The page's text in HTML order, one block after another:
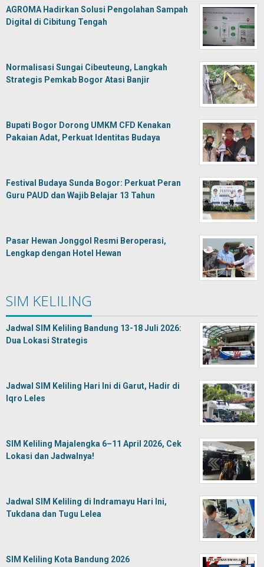
AGROMA Hadirkan Solusi Pengolahan Sampah
Digital di Cibitung Tengah
Normalisasi Sungai Cibeuteung, Langkah
Strategis Pemkab Bogor Atasi Banjir
Bupati Bogor Dorong UMKM CFD Kenakan
Pakaian Adat, Perkuat Identitas Budaya
Festival Budaya Sunda Bogor: Perkuat Peran
Guru PAUD dan Wajib Belajar 13 Tahun
Pasar Hewan Jonggol Resmi Beroperasi,
Lengkap dengan Hotel Hewan
SIM KELILING
Jadwal SIM Keliling Bandung 13-18 Juli 2026:
Dua Lokasi Strategis
Jadwal SIM Keliling Hari Ini di Garut, Hadir di
Iqro Leles
SIM Keliling Majalengka 6–11 April 2026, Cek
Lokasi dan Jadwalnya!
Jadwal SIM Keliling di Indramayu Hari Ini,
Tukdana dan Tugu Lelea
SIM Keliling Kota Bandung 2026